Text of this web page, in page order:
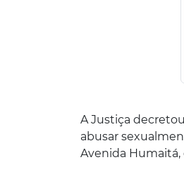
A Justiça
abusar
Avenida Humaitá,